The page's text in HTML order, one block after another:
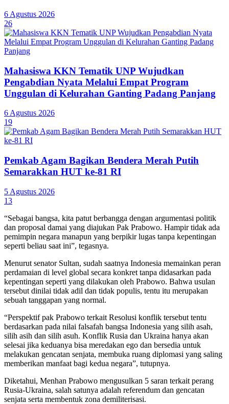
6 Agustus 2026
26
Mahasiswa KKN Tematik UNP Wujudkan
Pengabdian Nyata Melalui Empat Program
Unggulan di Kelurahan Ganting Padang Panjang
6 Agustus 2026
19
Pemkab Agam Bagikan Bendera Merah Putih
Semarakkan HUT ke-81 RI
5 Agustus 2026
13
“Sebagai bangsa, kita patut berbangga dengan argumentasi politik
dan proposal damai yang diajukan Pak Prabowo. Hampir tidak ada
pemimpin negara manapun yang berpikir lugas tanpa kepentingan
seperti beliau saat ini”, tegasnya.
Menurut senator Sultan, sudah saatnya Indonesia memainkan peran
perdamaian di level global secara konkret tanpa didasarkan pada
kepentingan seperti yang dilakukan oleh Prabowo. Bahwa usulan
tersebut dinilai tidak adil dan tidak populis, tentu itu merupakan
sebuah tanggapan yang normal.
“Perspektif pak Prabowo terkait Resolusi konflik tersebut tentu
berdasarkan pada nilai falsafah bangsa Indonesia yang silih asah,
silih asih dan silih asuh. Konflik Rusia dan Ukraina hanya akan
selesai jika keduanya bisa meredakan ego dan bersedia untuk
melakukan gencatan senjata, membuka ruang diplomasi yang saling
memberikan manfaat bagi kedua negara”, tutupnya.
Diketahui, Menhan Prabowo mengusulkan 5 saran terkait perang
Rusia-Ukraina, salah satunya adalah referendum dan gencatan
senjata serta membentuk zona demiliterisasi.